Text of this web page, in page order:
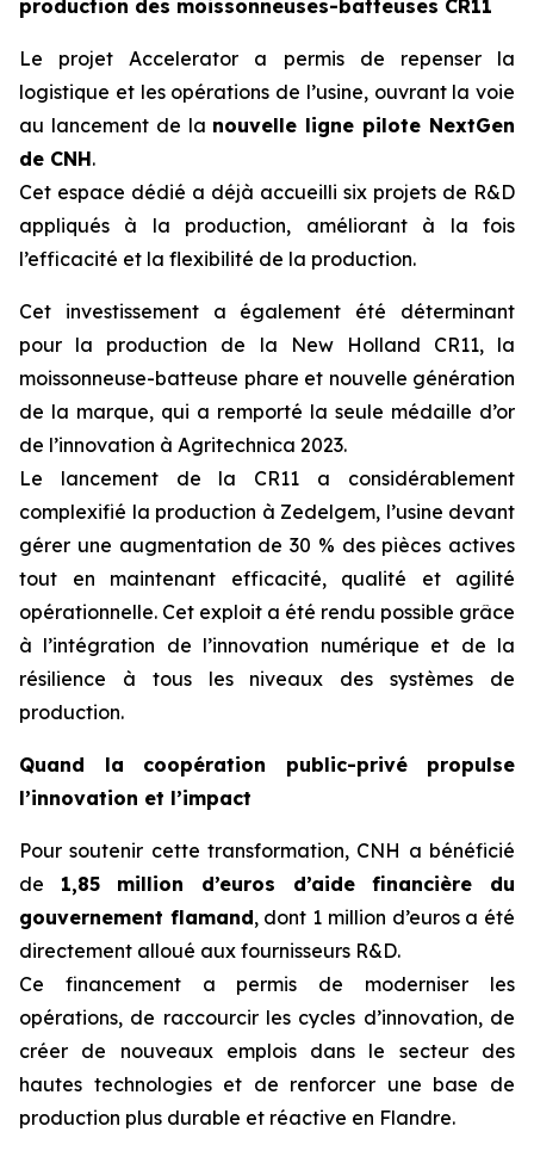
production des moissonneuses-batteuses CR11
Le projet Accelerator a permis de repenser la
logistique et les opérations de l’usine, ouvrant la voie
au lancement de la nouvelle ligne pilote NextGen
de CNH.
Cet espace dédié a déjà accueilli six projets de R&D
appliqués à la production, améliorant à la fois
l’efficacité et la flexibilité de la production.
Cet investissement a également été déterminant
pour la production de la New Holland CR11, la
moissonneuse-batteuse phare et nouvelle génération
de la marque, qui a remporté la seule médaille d’or
de l’innovation à Agritechnica 2023.
Le lancement de la CR11 a considérablement
complexifié la production à Zedelgem, l’usine devant
gérer une augmentation de 30 % des pièces actives
tout en maintenant efficacité, qualité et agilité
opérationnelle. Cet exploit a été rendu possible grâce
à l’intégration de l’innovation numérique et de la
résilience à tous les niveaux des systèmes de
production.
Quand la coopération public-privé propulse
l’innovation et l’impact
Pour soutenir cette transformation, CNH a bénéficié
de 1,85 million d’euros d’aide financière du
gouvernement flamand, dont 1 million d’euros a été
directement alloué aux fournisseurs R&D.
Ce financement a permis de moderniser les
opérations, de raccourcir les cycles d’innovation, de
créer de nouveaux emplois dans le secteur des
hautes technologies et de renforcer une base de
production plus durable et réactive en Flandre.